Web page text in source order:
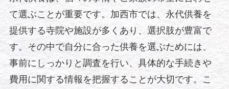
て選ぶことが重要です。加西市では、永代供養を
提供する寺院や施設が多くあり、選択肢が豊富で
す。その中で自分に合った供養を選ぶためには、
事前にしっかりと調査を行い、具体的な手続きや
費用に関する情報を把握することが大切です。こ